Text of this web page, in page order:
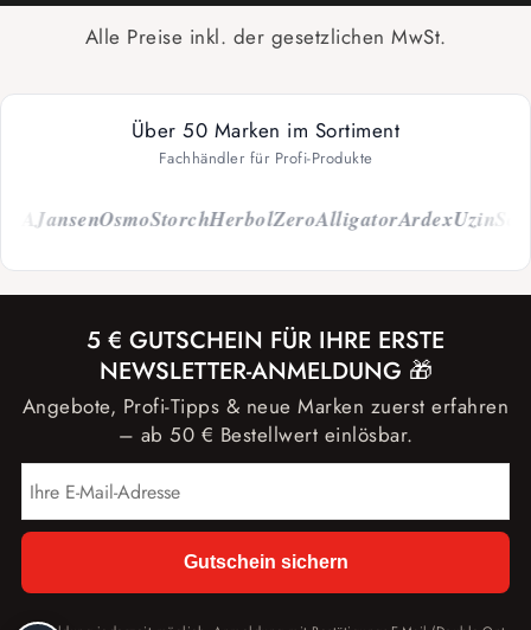
Alle Preise inkl. der gesetzlichen MwSt.
Über 50 Marken im Sortiment
Fachhändler für Profi-Produkte
JansenOsmoStorchHerbolZeroAlligatorArdexUzin
5 € GUTSCHEIN FÜR IHRE ERSTE
NEWSLETTER-ANMELDUNG 🎁
Angebote, Profi-Tipps & neue Marken zuerst erfahren
– ab 50 € Bestellwert einlösbar.
Gutschein sichern